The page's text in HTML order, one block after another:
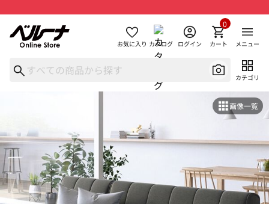
お気に入り カタログ ログイン カート
0
メニュー
カテゴリ
画像一覧